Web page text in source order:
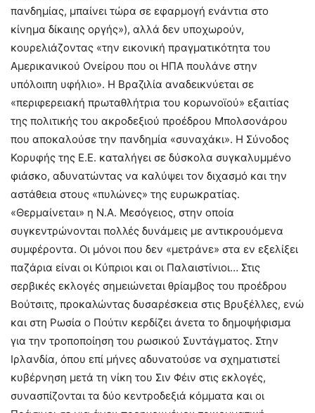
πανδημίας, μπαίνει τώρα σε εφαρμογή ενάντια στο
κίνημα δίκαιης οργής»), αλλά δεν υποχωρούν,
κουρελιάζοντας «την εικονική πραγματικότητα του
Αμερικανικού Ονείρου που οι ΗΠΑ πουλάνε στην
υπόλοιπη υφήλιο». Η Βραζιλία αναδεικνύεται σε
«περιφερειακή πρωταθλήτρια του κορωνοϊού» εξαιτίας
της πολιτικής του ακροδεξιού προέδρου Μπολσονάρου
που αποκαλούσε την πανδημία «συναχάκι». Η Σύνοδος
Κορυφής της Ε.Ε. καταλήγει σε δύσκολα συγκαλυμμένο
φιάσκο, αδυνατώντας να καλύψει τον διχασμό και την
αστάθεια στους «πυλώνες» της ευρωκρατίας.
«Θερμαίνεται» η Ν.Α. Μεσόγειος, στην οποία
συγκεντρώνονται πολλές δυνάμεις με αντικρουόμενα
συμφέροντα. Οι μόνοι που δεν «μετράνε» στα εν εξελίξει
παζάρια είναι οι Κύπριοι και οι Παλαιστίνιοι… Στις
σερβικές εκλογές σημειώνεται θρίαμβος του προέδρου
Βούτσιτς, προκαλώντας δυσαρέσκεια στις Βρυξέλλες, ενώ
και στη Ρωσία ο Πούτιν κερδίζει άνετα το δημοψήφισμα
για την τροποποίηση του ρωσικού Συντάγματος. Στην
Ιρλανδία, όπου επί μήνες αδυνατούσε να σχηματιστεί
κυβέρνηση μετά τη νίκη του Σιν Φέιν στις εκλογές,
συνασπίζονται τα δύο κεντροδεξιά κόμματα και οι